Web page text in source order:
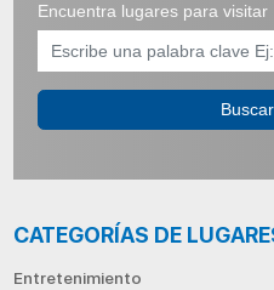
Encuentra lugares para visitar
Buscar
CATEGORÍAS DE
Entretenimiento